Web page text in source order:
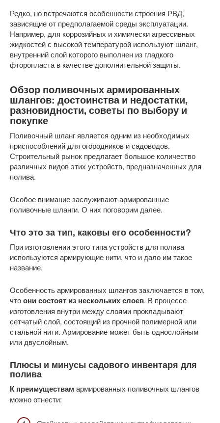
Редко, но встречаются особенности строения РВД,
зависящие от предполагаемой среды эксплуатации.
Например, для коррозийных и химически агрессивных
жидкостей с высокой температурой используют шланг,
внутренний слой которого выполнен из гладкого
фторопласта в качестве дополнительной защиты.
Обзор поливочных армированных
шлангов: достоинства и недостатки,
разновидности, советы по выбору и
покупке
Поливочный шланг является одним из необходимых
приспособлений для огородников и садоводов.
Строительный рынок предлагает большое количество
различных видов этих устройств, предназначенных для
полива.
Особое внимание заслуживают армированные
поливочные шланги. О них поговорим далее.
Что это за тип, каковы его особенности?
При изготовлении этого типа устройств для полива
используются армирующие нити, что и дало им такое
название.
Особенность армированных шлангов заключается в том,
чтоони состоят из нескольких слоев. В процессе
изготовления внутри между слоями прокладывают
сетчатый слой, состоящий из прочной полимерной или
стальной нити. Армирование может быть однослойным
или двуслойным.
Плюсы и минусы садового инвентаря для
полива
К преимуществам армированных поливочных шлангов
можно отнести: